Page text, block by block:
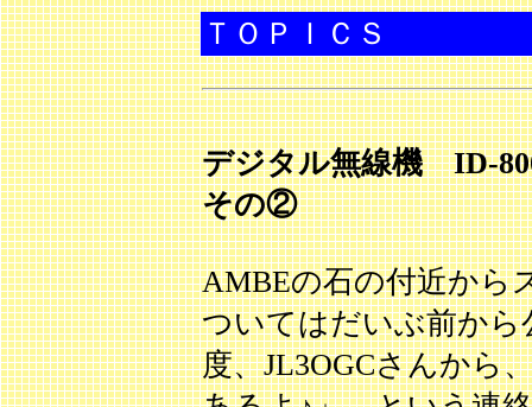
ＴＯＰＩＣＳ
デジタル無線機 ID-
その②
AMBEの石の付近から
ついてはだいぶ前か
度、JL3OGCさんから